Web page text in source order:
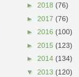
► 2018 (76)
► 2017 (76)
► 2016 (100)
► 2015 (123)
► 2014 (134)
▼ 2013 (120)